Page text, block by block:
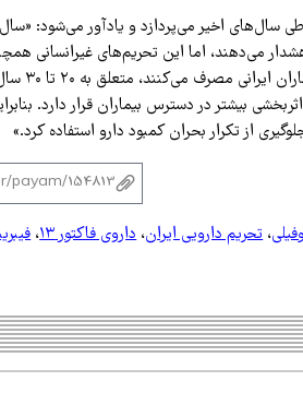
سال‌های اخیر می‌پردازد و یادآور می‌شود:
می‌دهند، اما این تحریم‌های غیرانسانی
می‌گذارد.
بیشتر در دسترس بیماران قرار دارد.
از تکرار بحران کمبود دارو استفاده کرد.»
،تحریم دارویی ایران،داروی فاکتور ۱۳ ،